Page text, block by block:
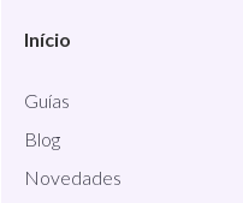
Início
Guías
Blog
Novedades